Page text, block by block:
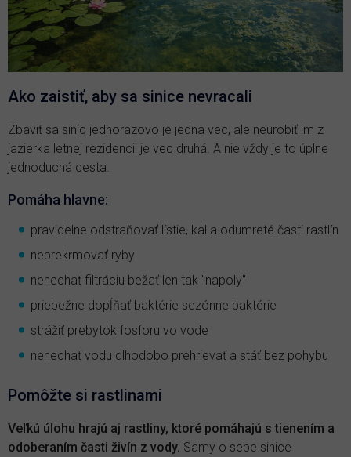
Ako zaistiť, aby sa sinice nevracali
Zbaviť sa siníc jednorazovo je jedna vec, ale neurobiť im z
jazierka letnej rezidencii je vec druhá. A nie vždy je to úplne
jednoduchá cesta.
Pomáha hlavne:
pravidelne odstraňovať lístie, kal a odumreté časti rastlín
neprekrmovať ryby
nenechať filtráciu bežať len tak "napoly"
priebežne dopĺňať baktérie sezónne baktérie
strážiť prebytok fosforu vo vode
nenechať vodu dlhodobo prehrievať a stáť bez pohybu
Pomôžte si rastlinami
Veľkú úlohu hrajú aj rastliny, ktoré pomáhajú s tienením a
odoberaním časti živín z vody. Samy o sebe sinice